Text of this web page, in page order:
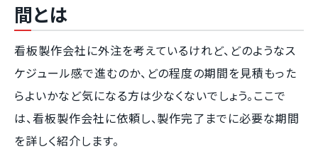
間とは
看板製作会社に外注を考えているけれど、どのようなス
ケジュール感で進むのか、どの程度の期間を見積もった
らよいかなど気になる方は少なくないでしょう。ここで
は、看板製作会社に依頼し、製作完了までに必要な期間
を詳しく紹介します。